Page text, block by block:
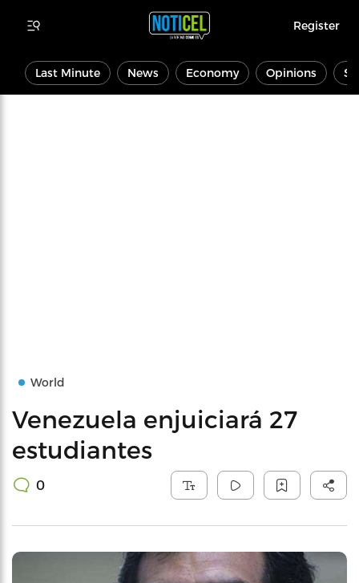
Register
Last Minute News Economy Opinions
World
Venezuela enjuiciará 27
estudiantes
0